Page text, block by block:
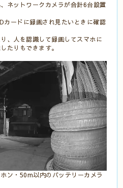
ネットワークカメラが合計6台設置
カードに録画され見たいときに確認
、人を認識して録画してスマホに
たりもできます。
ン・50m以内のバッテリーカメラ